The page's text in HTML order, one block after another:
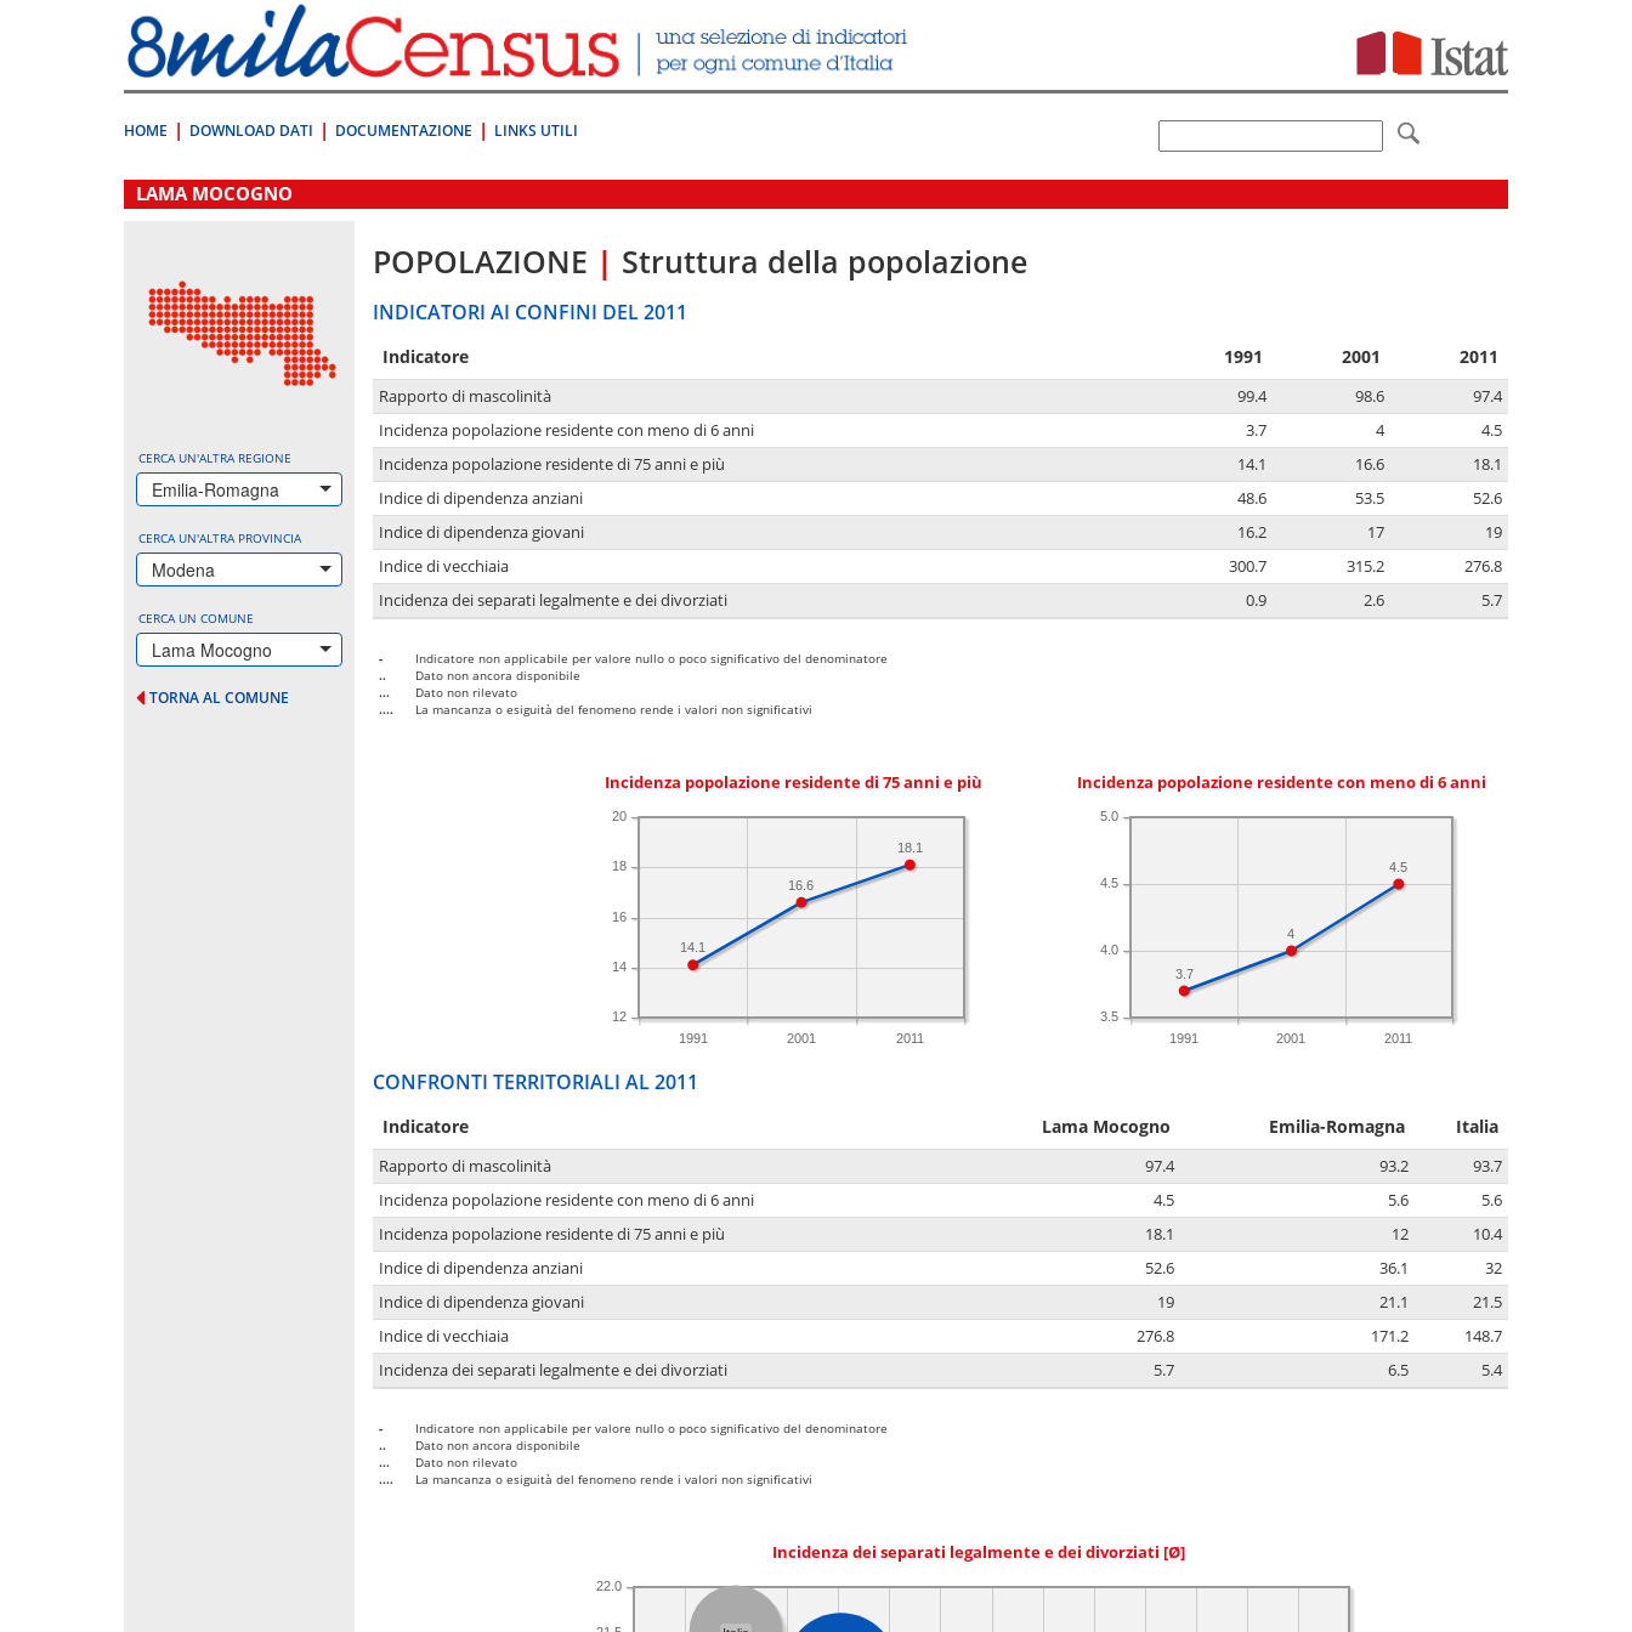
direttamente
a:
Contenuto
HOME DOWNLOAD DATI DOCUMENTAZIONE LINKS UTILI
LAMA MOCOGNO
CERCA UN'ALTRA REGIONE
Emilia-Romagna
CERCA UN'ALTRA PROVINCIA
Modena
CERCA UN COMUNE
Lama Mocogno
TORNA AL COMUNE
POPOLAZIONE | Struttura della popolazione
INDICATORI AI CONFINI DEL 2011
Indicatore 1991 2001 2011
Rapporto di mascolinità 99.4 98.6
97.4
Incidenza popolazione residente con meno di 6 anni
3.7 4
4.5
Incidenza popolazione residente di 75 anni e più
14.1 16.6
18.1
Indice di dipendenza anziani
48.6 53.5
52.6
Indice di dipendenza giovani
16.2 17
19
Indice di vecchiaia
300.7 315.2
276.8
Incidenza dei separati legalmente e dei divorziati
0.9 2.6 5.7
-
Indicatore non applicabile per valore nullo o poco significativo del denominatore
..
Dato non ancora disponibile
...
Dato non rilevato
....
La mancanza o esiguità del fenomeno rende i valori non significativi
Incidenza popolazione residente di 75 anni e più
1991 2001 2011
12
14
16
18
20
18.1
16.6
14.1
Incidenza popolazione residente con meno di 6 anni
1991 2001 2011
3.5
4.0
4.5
5.0
4.5
4
3.7
CONFRONTI TERRITORIALI AL 2011
Indicatore Lama Mocogno Emilia-Romagna Italia
Rapporto di mascolinità 97.4 93.2
93.7
Incidenza popolazione residente con meno di 6 anni
4.5 5.6
5.6
Incidenza popolazione residente di 75 anni e più
18.1 12
10.4
Indice di dipendenza anziani
52.6 36.1
32
Indice di dipendenza giovani
19 21.1
21.5
Indice di vecchiaia
276.8 171.2
148.7
Incidenza dei separati legalmente e dei divorziati
5.7 6.5 5.4
-
Indicatore non applicabile per valore nullo o poco significativo del denominatore
..
Dato non ancora disponibile
...
Dato non rilevato
....
La mancanza o esiguità del fenomeno rende i valori non significativi
Incidenza dei separati legalmente e dei divorziati [Ø]
22.0